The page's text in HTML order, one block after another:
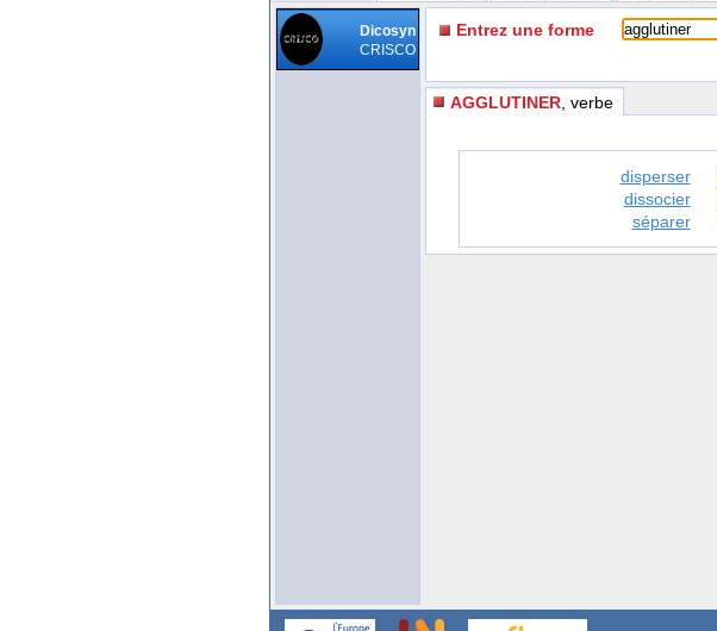
Dicosyn
CRISCO
Entrez une forme
AGGLUTINER , verbe
disperser
dissocier
séparer